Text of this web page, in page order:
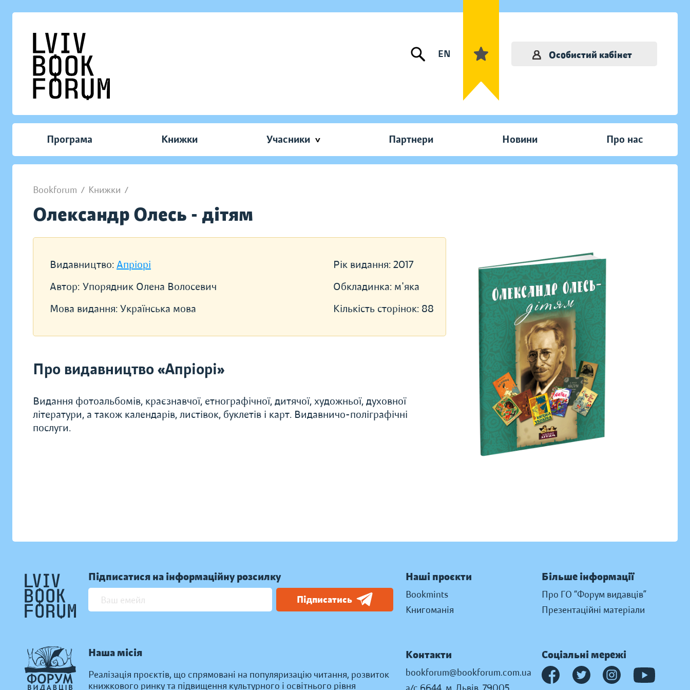
EN Особистий кабінет
Програма Книжки Учасники Партнери Новини Про нас
Bookforum / Книжки /
Олександр Олесь - дітям
Видавництво: Апріорі
Автор: Упорядник Олена Волосевич
Мова видання: Українська мова
Рік видання: 2017
Обкладинка: м'яка
Кількість сторінок: 88
Про видавництво «Апріорі»
Видання фотоальбомів, краєзнавчої, етнографічної, дитячої, художньої, духовної
літератури, а також календарів, листівок, буклетів і карт. Видавничо-поліграфічні
послуги.
Підписатися на інформаційну розсилку
Підписатись
Наша місія
Реалізація проєктів, що спрямовані на популяризацію читання, розвиток
книжкового ринку та підвищення культурного і освітнього рівня
Наші проєкти
Bookmints
Книгоманія
Більше інформації
Про ГО “Форум видавців”
Презентаційні матеріали
Контакти
bookforum@bookforum.com.ua
Соціальні мережі